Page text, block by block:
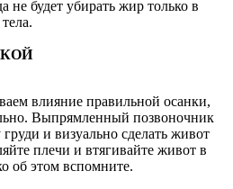
не будет убирать жир только в
влияние правильной осанки,
Выпрямленный позвоночник
и визуально сделать живот
плечи и втягивайте живот в
об этом вспомните.